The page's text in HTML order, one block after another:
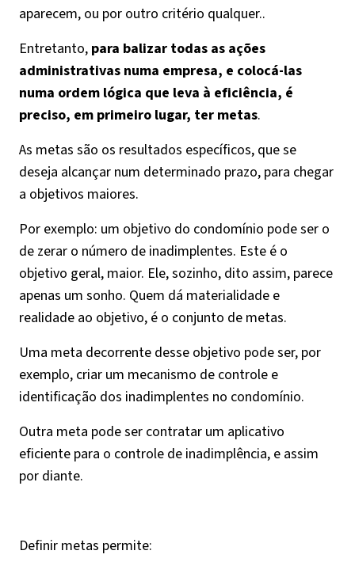
aparecem, ou por outro critério qualquer..
Entretanto, para balizar todas as ações
administrativas numa empresa, e colocá-las
numa ordem lógica que leva à eficiência, é
preciso, em primeiro lugar, ter metas.
As metas são os resultados específicos, que se
deseja alcançar num determinado prazo, para chegar
a objetivos maiores.
Por exemplo: um objetivo do condomínio pode ser o
de zerar o número de inadimplentes. Este é o
objetivo geral, maior. Ele, sozinho, dito assim, parece
apenas um sonho. Quem dá materialidade e
realidade ao objetivo, é o conjunto de metas.
Uma meta decorrente desse objetivo pode ser, por
exemplo, criar um mecanismo de controle e
identificação dos inadimplentes no condomínio.
Outra meta pode ser contratar um aplicativo
eficiente para o controle de inadimplência, e assim
por diante.
Definir metas permite: